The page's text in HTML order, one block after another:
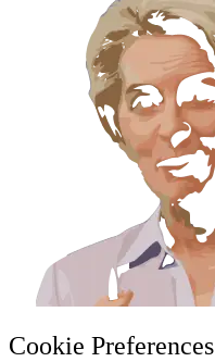
Cookie Preferences